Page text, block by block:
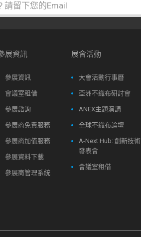
展資訊
參展資訊
會議室租借
參展諮詢
參展商免費服務
參展商加值服務
參展資料下載
參展商管理系統
展會活動
大會活動行事曆
亞洲不織布研討會
ANEX主題演講
全球不織布論壇
A-Next Hub: 創新技術
發表會
會議室租借